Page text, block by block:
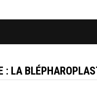
: LA